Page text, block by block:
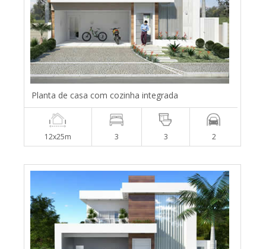
Planta de casa com cozinha integrada
12x25m 3 3 2